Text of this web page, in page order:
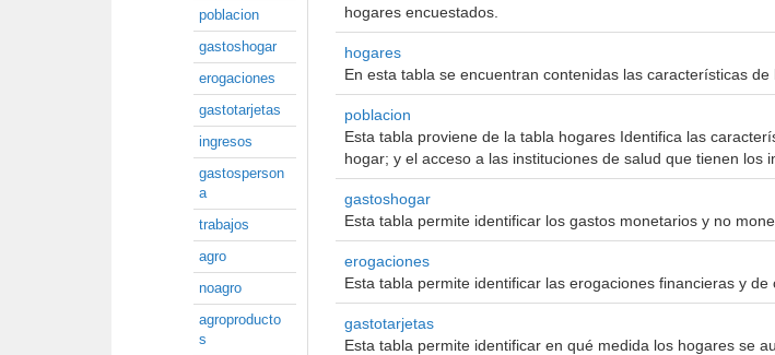
poblacion
gastoshogar
erogaciones
gastotarjetas
ingresos
gastosperson
a
trabajos
agro
noagro
agroproducto
s
hogares encuestados.
hogares
En esta tabla se encuentran contenidas las características de
poblacion
Esta tabla proviene de la tabla hogares Identifica las
hogar; y el acceso a las instituciones de salud que tienen los
gastoshogar
Esta tabla permite identificar los gastos monetarios y no
erogaciones
Esta tabla permite identificar las erogaciones financieras y de
gastotarjetas
Esta tabla permite identificar en qué medida los hogares se